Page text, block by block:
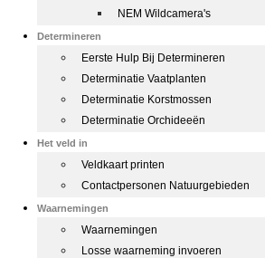
NEM Wildcamera's
Determineren
Eerste Hulp Bij Determineren
Determinatie Vaatplanten
Determinatie Korstmossen
Determinatie Orchideeën
Het veld in
Veldkaart printen
Contactpersonen Natuurgebieden
Waarnemingen
Waarnemingen
Losse waarneming invoeren